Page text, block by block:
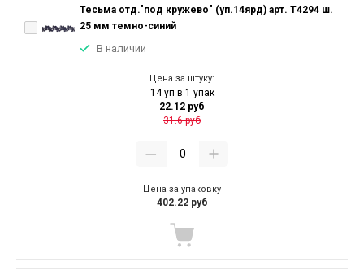
Тесьма отд."под кружево" (уп.14ярд) арт. T4294 ш.
25 мм темно-синий
В наличии
Цена за штуку:
14 уп в 1 упак
22.12 руб
31.6 руб
Цена за упаковку
402.22 руб